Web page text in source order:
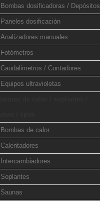
Bombas dosificadoras / Depósitos
Paneles dosificación
Analizadores manuales
Fotómetros
Caudalimetros / Contadores
Equipos ultravioletas
Bombas de calor
Calentadores
Intercambiadores
Soplantes
Saunas